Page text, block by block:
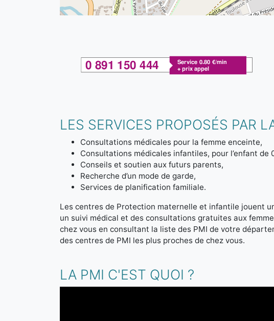
LES SERVICES PROPOSÉS PAR
Consultations médicales pour la femme enceinte,
Consultations médicales infantiles, pour l’enfant de
Conseils et soutien aux futurs parents,
Recherche d’un mode de garde,
Services de planification familiale.
Les centres de Protection maternelle et infantile jouent
un suivi médical et des consultations gratuites aux
chez vous en consultant la liste des PMI de votre
des centres de PMI les plus proches de chez vous.
LA PMI C'EST QUOI ?